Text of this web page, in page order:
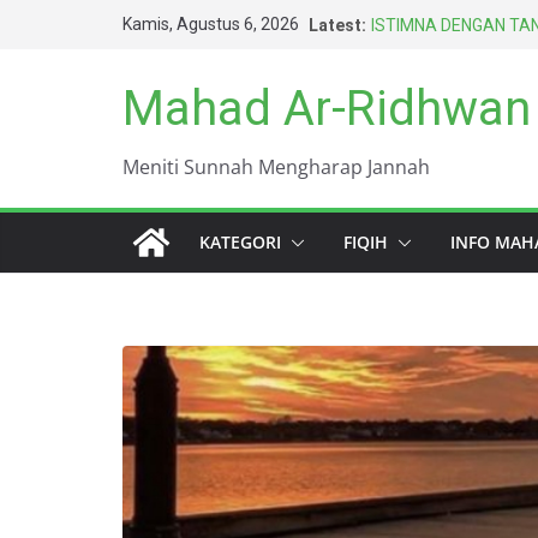
Kamis, Agustus 6, 2026 Latest: ISTIMNA DENGAN
HARUS BERAGAMA
TERBAIK UMAT INI
KEWAJIBAN PALING
Mahad Ar-
Meniti Sunnah Mengharap Jannah
KATEGORI FIQIH INFO